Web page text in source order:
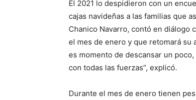
El 2021 lo despidieron con un
cajas navideñas a las familias que
Chanico Navarro, contó en diálogo
el mes de enero y que retomará su
es momento de descansar un
con todas las fuerzas”, explicó.
Durante el mes de enero tienen